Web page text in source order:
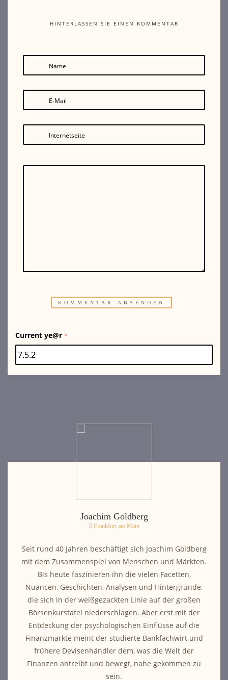
HINTERLASSEN SIE EINEN KOMMENTAR
Name
E-Mail
Internetseite
Current ye@r *
Joachim Goldberg
Frankfurt am Main
Seit rund 40 Jahren beschäftigt sich Joachim Goldberg
mit dem Zusammenspiel von Menschen und Märkten.
Bis heute faszinieren ihn die vielen Facetten,
Nuancen, Geschichten, Analysen und Hintergründe,
die sich in der weißgezackten Linie auf der großen
Börsenkurstafel niederschlagen. Aber erst mit der
Entdeckung der psychologischen Einflüsse auf die
Finanzmärkte meint der studierte Bankfachwirt und
frühere Devisenhändler dem, was die Welt der
Finanzen antreibt und bewegt, nahe gekommen zu
sein.